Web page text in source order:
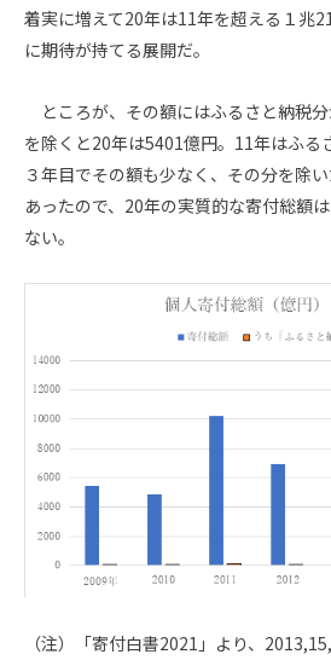
着実に増えて20年は11年を超える１兆
に期待が持てる展開だ。
ところが、その額にはふるさと納税
を除くと20年は5401億円。 11年はふる
３年目でその額も少なく、その分を除
あったので、 20年の実質的な寄付総額は
ない。
（注）「寄付白書2021 」より、